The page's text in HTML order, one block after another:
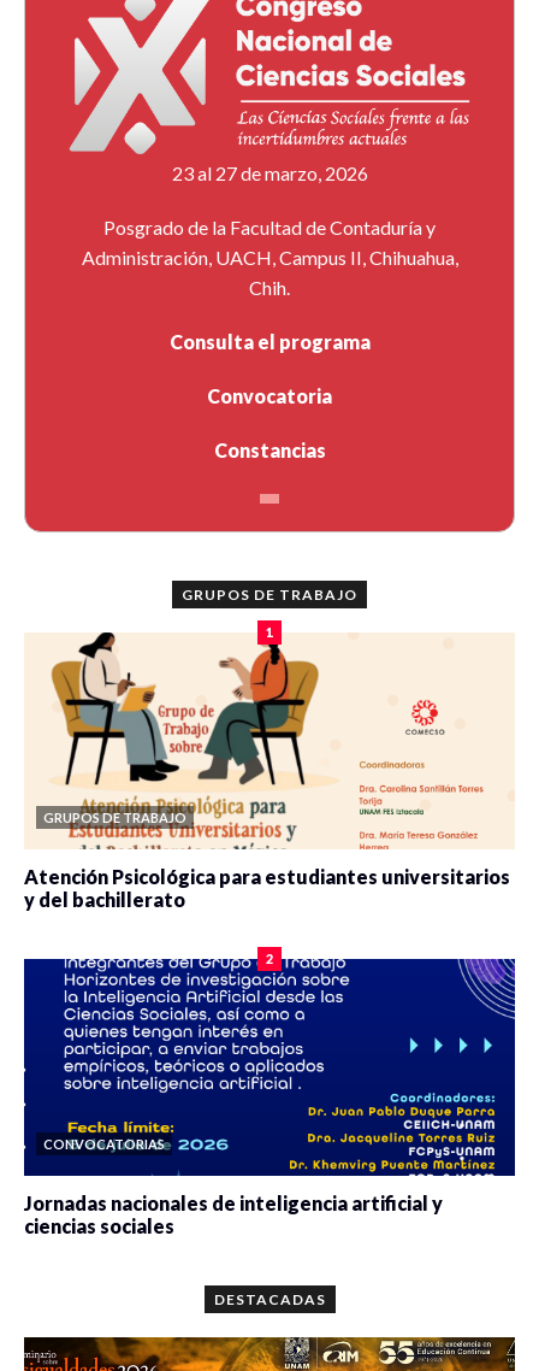
23 al 27 de marzo, 2026
Posgrado de la Facultad de Contaduría y
Administración, UACH, Campus II, Chihuahua,
Chih.
Consulta el programa
Convocatoria
Constancias
GRUPOS DE TRABAJO
1
GRUPOS DE TRABAJO
Atención Psicológica para estudiantes universitarios
y del bachillerato
2
CONVOCATORIAS
Jornadas nacionales de inteligencia artificial y
ciencias sociales
DESTACADAS